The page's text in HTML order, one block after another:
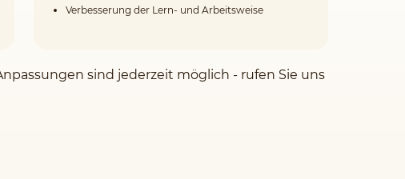
Verbesserung der Lern- und Arbeitsweise
sind jederzeit möglich - rufen Sie uns